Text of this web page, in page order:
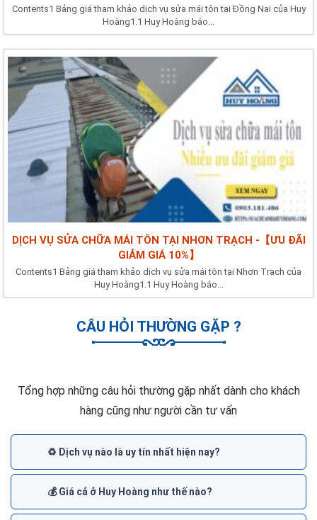
Contents1 Bảng giá tham khảo dịch vụ sửa mái tôn tại Đồng Nai của Huy
Hoàng1.1 Huy Hoàng báo...
DỊCH VỤ SỬA CHỮA MÁI TÔN TẠI NHƠN TRẠCH -【ƯU ĐÃI
GIẢM GIÁ 10%】
Contents1 Bảng giá tham khảo dịch vụ sửa mái tôn tại Nhơn Trạch của
Huy Hoàng1.1 Huy Hoàng báo...
CÂU HỎI THƯỜNG GẶP ?
Tổng hợp những câu hỏi thường gặp nhất dành cho khách
hàng cũng như người cần tư vấn
♻️ Dịch vụ nào là uy tín nhất hiện nay?
💰 Giá cả ở Huy Hoàng như thế nào?